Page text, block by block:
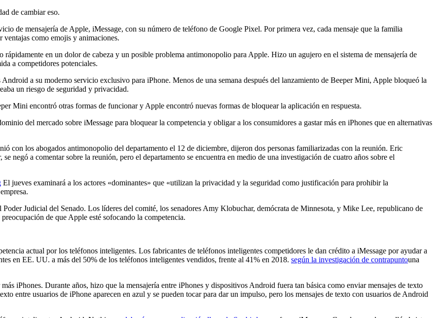
de cambiar eso.
de mensajería de Apple, iMessage, con su número de teléfono de Google Pixel. Por primera vez, cada mensaje que la familia
ventajas como emojis y animaciones.
en un dolor de cabeza y un posible problema antimonopolio para Apple. Hizo un agujero en el sistema de mensajería de
a competidores potenciales.
a su moderno servicio exclusivo para iPhone. Menos de una semana después del lanzamiento de Beeper Mini, Apple bloqueó la
un riesgo de seguridad y privacidad.
Mini encontró otras formas de funcionar y Apple encontró nuevas formas de bloquear la aplicación en respuesta.
del mercado sobre iMessage para bloquear la competencia y obligar a los consumidores a gastar más en iPhones que en alternativas
con los abogados antimonopolio del departamento el 12 de diciembre, dijeron dos personas familiarizadas con la reunión. Eric
negó a comentar sobre la reunión, pero el departamento se encuentra en medio de una investigación de cuatro años sobre el
El jueves examinará a los actores «dominantes» que «utilizan la privacidad y la seguridad como justificación para prohibir la
Judicial del Senado. Los líderes del comité, los senadores Amy Klobuchar, demócrata de Minnesota, y Mike Lee, republicano de
de que Apple esté sofocando la competencia.
actual por los teléfonos inteligentes. Los fabricantes de teléfonos inteligentes competidores le dan crédito a iMessage por ayudar a
en EE. UU. a más del 50% de los teléfonos inteligentes vendidos, frente al 41% en 2018. según la investigación de contrapuntouna
iPhones. Durante años, hizo que la mensajería entre iPhones y dispositivos Android fuera tan básica como enviar mensajes de texto
entre usuarios de iPhone aparecen en azul y se pueden tocar para dar un impulso, pero los mensajes de texto con usuarios de Android